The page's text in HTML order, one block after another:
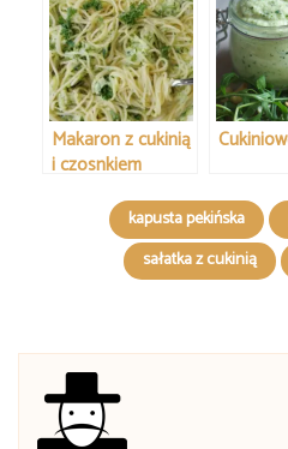
Makaron z cukinią
i czosnkiem
kapusta pekińska
sałatka z cukinią